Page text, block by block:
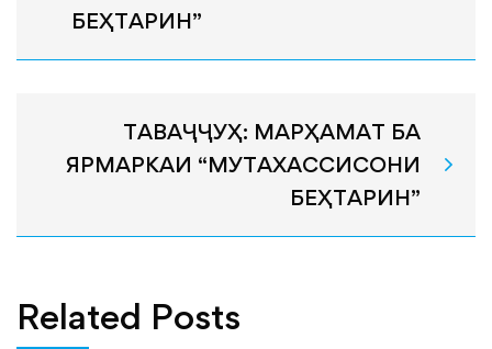
БЕҲТАРИН”
ТАВАҶҶУҲ: МАРҲАМАТ БА
ЯРМАРКАИ “МУТАХАССИСОНИ
БЕҲТАРИН”
Related Posts